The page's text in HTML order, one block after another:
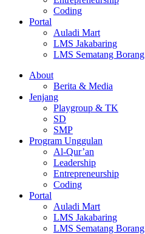
Coding
Portal
Auladi Mart
LMS Jakabaring
LMS Sematang Borang
About
Berita & Media
Jenjang
Playgroup & TK
SD
SMP
Program Unggulan
Al-Qur’an
Leadership
Entrepreneurship
Coding
Portal
Auladi Mart
LMS Jakabaring
LMS Sematang Borang